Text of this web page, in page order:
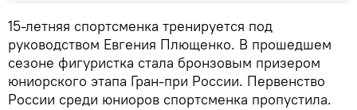
15-летняя спортсменка тренируется под
руководством Евгения Плющенко. В прошедшем
сезоне фигуристка стала бронзовым призером
юниорского этапа Гран-при России. Первенство
России среди юниоров спортсменка пропустила.